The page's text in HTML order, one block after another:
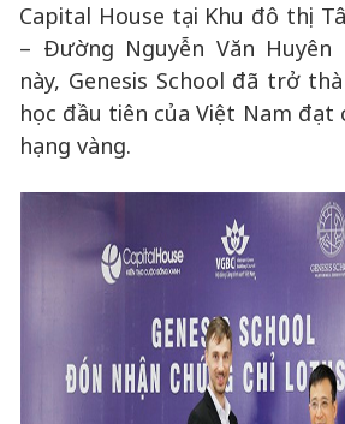
Capital House tại Khu đô thị
– Đường Nguyễn Văn Huyên
này, Genesis School đã trở
học đầu tiên của Việt Nam đạt
hạng vàng.